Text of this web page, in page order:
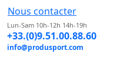
Nous contacter
Lun-Sam 10h-12h 14h-19h
+33.(0)9.51.00.88.60
info@produsport.com